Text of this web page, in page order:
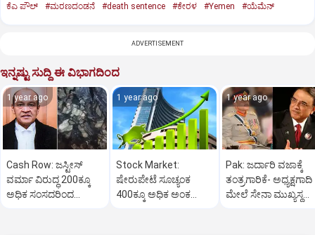
ಕೆಎ ಪೌಲ್
#ಮರಣದಂಡನೆ #death sentence #ಕೇರಳ #Yemen #ಯೆಮೆನ್‌
ADVERTISEMENT
ಇನ್ನಷ್ಟು ಸುದ್ದಿ ಈ ವಿಭಾಗದಿಂದ
1 year ago
Cash Row: ಜಸ್ಟೀಸ್‌
ವರ್ಮಾ ವಿರುದ್ಧ 200ಕ್ಕೂ
ಅಧಿಕ ಸಂಸದರಿಂದ
1 year ago
Stock Market:
ಷೇರುಪೇಟೆ ಸೂಚ್ಯಂಕ
400ಕ್ಕೂ ಅಧಿಕ ಅಂಕ
1 year ago
Pak: ಜರ್ದಾರಿ ವಜಾಕ್ಕೆ
ತಂತ್ರಗಾರಿಕೆ- ಅಧ್ಯಕ್ಷಗಾದಿ
ಮೇಲೆ ಸೇನಾ ಮುಖ್ಯಸ್ಥ